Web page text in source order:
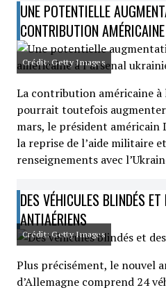
UNE POTENTIELLE
CONTRIBUTION
Crédit: Getty Images
La contribution américaine à
pourrait toutefois
mars, le président américain
la reprise de l’aide militaire
renseignements avec
DES VÉHICULES BLINDÉS
ANTIAÉRIENS
Crédit: Getty Images
Plus précisément, le nouvel
d’Allemagne comprend 24